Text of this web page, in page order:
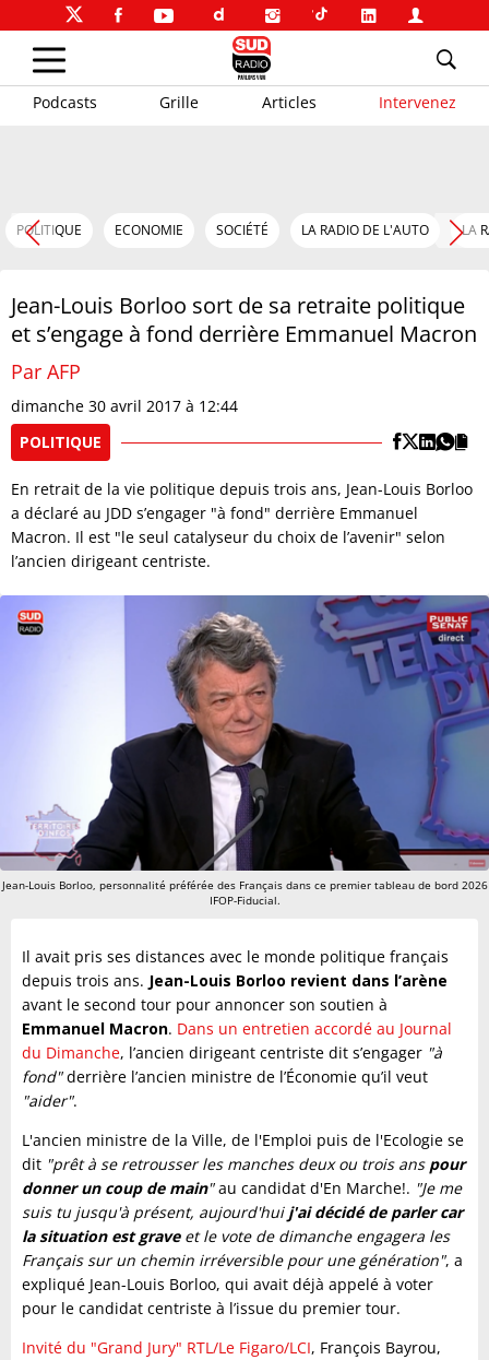
Podcasts Grille Articles Intervenez
POLITIQUE ECONOMIE SOCIÉTÉ LA RADIO DE L'AUTO LA
Jean-Louis Borloo sort de sa retraite politique
et s’engage à fond derrière Emmanuel Macron
Par AFP
dimanche 30 avril 2017 à 12:44
POLITIQUE
En retrait de la vie politique depuis trois ans, Jean-Louis Borloo
a déclaré au JDD s’engager "à fond" derrière Emmanuel
Macron. Il est "le seul catalyseur du choix de l’avenir" selon
l’ancien dirigeant centriste.
Jean-Louis Borloo, personnalité préférée des Français dans ce premier tableau de bord 2026
IFOP-Fiducial.
Il avait pris ses distances avec le monde politique français
depuis trois ans. Jean-Louis Borloo revient dans l’arène
avant le second tour pour annoncer son soutien à
Emmanuel Macron. Dans un entretien accordé au Journal
du Dimanche, l’ancien dirigeant centriste dit s’engager "à
fond"derrière l’ancien ministre de l’Économie qu’il veut
"aider".
L'ancien ministre de la Ville, de l'Emploi puis de l'Ecologie se
dit "prêt à se retrousser les manches deux ou trois anspour
donner un coup de main"au candidat d'En Marche!. "Je me
suis tu jusqu'à présent, aujourd'huij'ai décidé de parler car
la situation est graveet le vote de dimanche engagera les
Français sur un chemin irréversible pour une génération", a
expliqué Jean-Louis Borloo, qui avait déjà appelé à voter
pour le candidat centriste à l’issue du premier tour.
Invité du "Grand Jury" RTL/Le Figaro/LCI, François Bayrou,